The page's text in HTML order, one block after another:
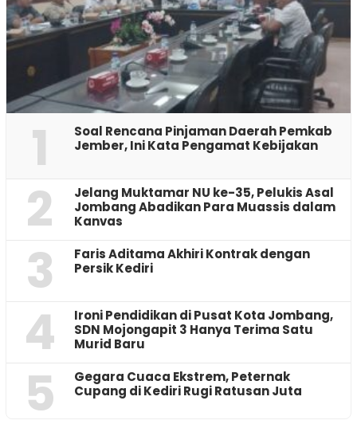
1
‎Soal Rencana Pinjaman Daerah Pemkab
Jember, Ini Kata Pengamat Kebijakan ‎
2
Jelang Muktamar NU ke-35, Pelukis Asal
Jombang Abadikan Para Muassis dalam
Kanvas
3
Faris Aditama Akhiri Kontrak dengan
Persik Kediri
4
Ironi Pendidikan di Pusat Kota Jombang,
SDN Mojongapit 3 Hanya Terima Satu
Murid Baru
5
‎Gegara Cuaca Ekstrem, Peternak
Cupang di Kediri Rugi Ratusan Juta